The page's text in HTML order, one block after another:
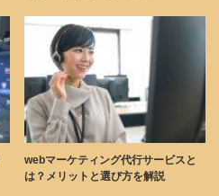
webマーケティング代行サービスと
は？メリットと選び方を解説